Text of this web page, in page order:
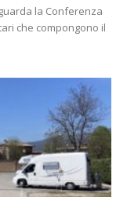
la Conferenza
che compongono il